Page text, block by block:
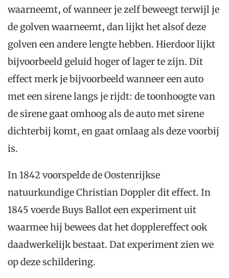
waarneemt, of wanneer je zelf beweegt terwijl je
de golven waarneemt, dan lijkt het alsof deze
golven een andere lengte hebben. Hierdoor lijkt
bijvoorbeeld geluid hoger of lager te zijn. Dit
effect merk je bijvoorbeeld wanneer een auto
met een sirene langs je rijdt: de toonhoogte van
de sirene gaat omhoog als de auto met sirene
dichterbij komt, en gaat omlaag als deze voorbij
is.
In 1842 voorspelde de Oostenrijkse
natuurkundige Christian Doppler dit effect. In
1845 voerde Buys Ballot een experiment uit
waarmee hij bewees dat het dopplereffect ook
daadwerkelijk bestaat. Dat experiment zien we
op deze schildering.